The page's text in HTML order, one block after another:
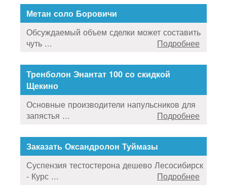
Метан соло Боровичи
Обсуждаемый объем сделки может составить
чуть ...
Подробнее
Тренболон Энантат 100 со скидкой
Щекино
Основные производители напульсников для
запястья ...
Подробнее
Заказать Оксандролон Туймазы
Суспензия тестостерона дешево Лесосибирск
- Курс ...
Подробнее